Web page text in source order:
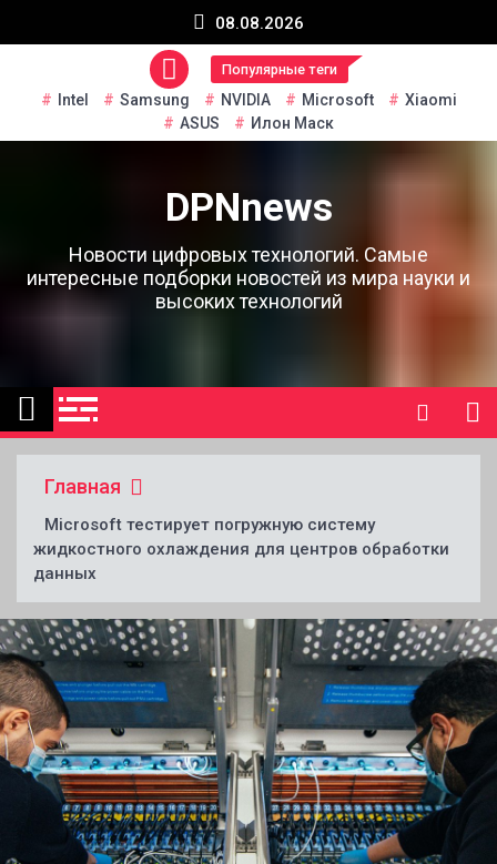
08.08.2026
Популярные теги
Intel Samsung NVIDIA Microsoft
Xiaomi
ASUS
Илон Маск
DPNnews
Новости цифровых технологий. Самые
интересные подборки новостей из мира науки и
высоких технологий
Главная
Microsoft тестирует погружную систему
жидкостного охлаждения для центров обработки
данных